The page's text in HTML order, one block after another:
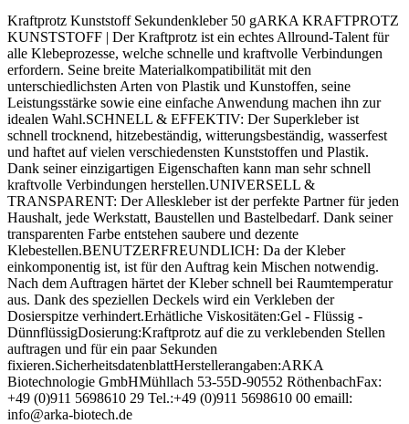
Kraftprotz Kunststoff Sekundenkleber 50 gARKA KRAFTPROTZ
KUNSTSTOFF | Der Kraftprotz ist ein echtes Allround-Talent für
alle Klebeprozesse, welche schnelle und kraftvolle Verbindungen
erfordern. Seine breite Materialkompatibilität mit den
unterschiedlichsten Arten von Plastik und Kunstoffen, seine
Leistungsstärke sowie eine einfache Anwendung machen ihn zur
idealen Wahl.SCHNELL & EFFEKTIV: Der Superkleber ist
schnell trocknend, hitzebeständig, witterungsbeständig, wasserfest
und haftet auf vielen verschiedensten Kunststoffen und Plastik.
Dank seiner einzigartigen Eigenschaften kann man sehr schnell
kraftvolle Verbindungen herstellen.UNIVERSELL &
TRANSPARENT: Der Alleskleber ist der perfekte Partner für jeden
Haushalt, jede Werkstatt, Baustellen und Bastelbedarf. Dank seiner
transparenten Farbe entstehen saubere und dezente
Klebestellen.BENUTZERFREUNDLICH: Da der Kleber
einkomponentig ist, ist für den Auftrag kein Mischen notwendig.
Nach dem Auftragen härtet der Kleber schnell bei Raumtemperatur
aus. Dank des speziellen Deckels wird ein Verkleben der
Dosierspitze verhindert.Erhätliche Viskositäten:Gel - Flüssig -
DünnflüssigDosierung:Kraftprotz auf die zu verklebenden Stellen
auftragen und für ein paar Sekunden
fixieren.SicherheitsdatenblattHerstellerangaben:ARKA
Biotechnologie GmbHMühllach 53-55D-90552 RöthenbachFax:
+49 (0)911 5698610 29 Tel.:+49 (0)911 5698610 00 emaill:
info@arka-biotech.de